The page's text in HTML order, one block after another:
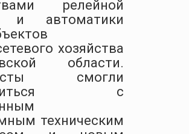
релейной
и автоматики
хозяйства
области.
смогли
с
техническим